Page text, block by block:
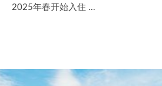
2025年春开始入住 ...